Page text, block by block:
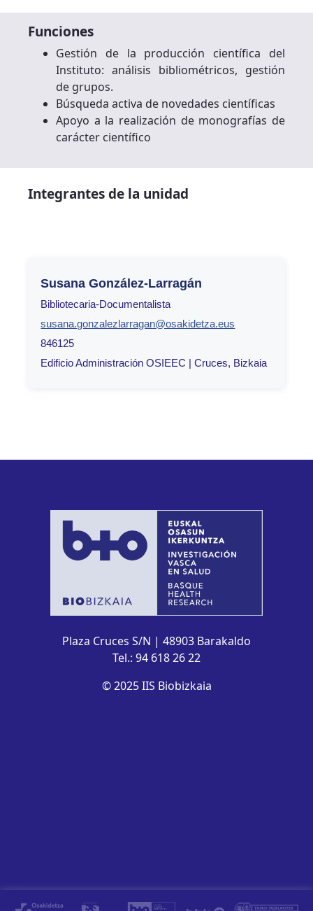
Funciones
Gestión de la producción científica del
Instituto: análisis bibliométricos, gestión
de grupos.
Búsqueda activa de novedades científicas
Apoyo a la realización de monografías de
carácter científico
Integrantes de la unidad
Susana González-Larragán
Bibliotecaria-Documentalista
susana.gonzalezlarragan@osakidetza.eus
846125
Edificio Administración OSIEEC | Cruces, Bizkaia
Plaza Cruces S/N | 48903 Barakaldo
Tel.: 94 618 26 22
© 2025 IIS Biobizkaia